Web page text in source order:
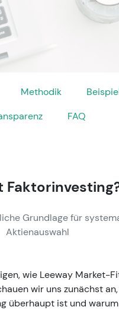
Methodik
FAQ
Grundlage für
Aktienauswahl
wie Leeway Market-
wir uns zunächst
überhaupt ist und